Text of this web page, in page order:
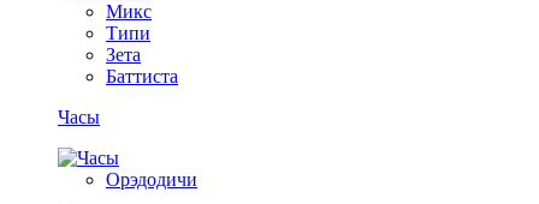
Микс
Типи
Зета
Баттиста
Часы
Орэдодичи